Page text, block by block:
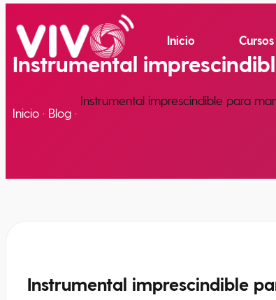
Inicio Cursos
Instrumental
Inicio · Blog ·
Instrumental imprescindible para
Instrumental imprescindible